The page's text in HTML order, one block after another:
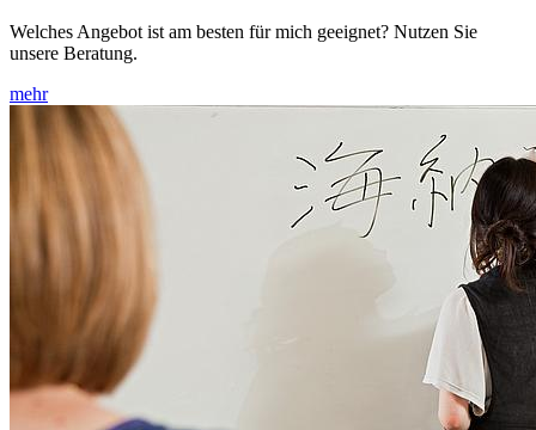
Welches Angebot ist am besten für mich geeignet? Nutzen Sie
unsere Beratung.
mehr